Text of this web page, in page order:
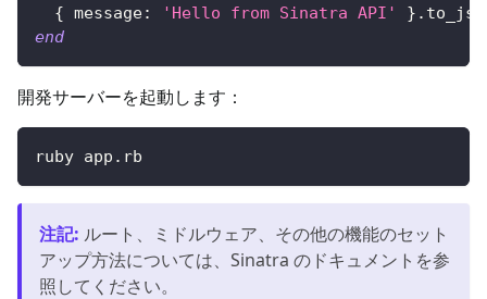
{ message: 'Hello from Sinatra API' } .
end
開発サーバーを起動します：
ruby app.rb
注記: ルート、ミドルウェア、その他の機能のセット
アップ方法については、Sinatra のドキュメントを参
照してください。